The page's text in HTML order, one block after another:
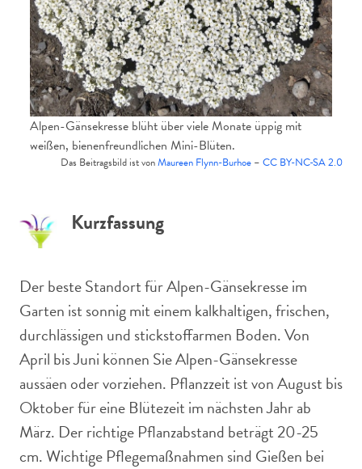
Alpen-Gänsekresse blüht über viele Monate üppig mit
weißen, bienenfreundlichen Mini-Blüten.
Das Beitragsbild ist vonMaureen Flynn-Burhoe – CC BY-NC-SA 2.0
Kurzfassung
Der beste Standort für Alpen-Gänsekresse im
Garten ist sonnig mit einem kalkhaltigen, frischen,
durchlässigen und stickstoffarmen Boden. Von
April bis Juni können Sie Alpen-Gänsekresse
aussäen oder vorziehen. Pflanzzeit ist von August bis
Oktober für eine Blütezeit im nächsten Jahr ab
März. Der richtige Pflanzabstand beträgt 20-25
cm. Wichtige Pflegemaßnahmen sind Gießen bei